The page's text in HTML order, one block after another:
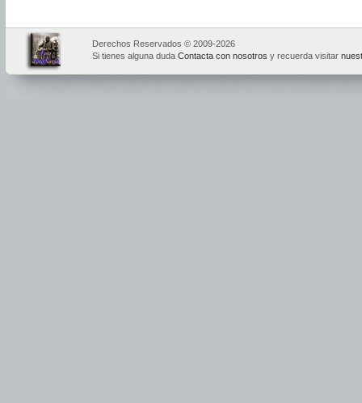
Derechos Reservados © 2009-2026
Si tienes alguna duda Contacta con nosotros y recuerda visitar